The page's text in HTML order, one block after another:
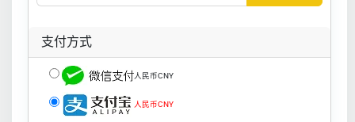
支付方式
人民币CNY
人民币CNY